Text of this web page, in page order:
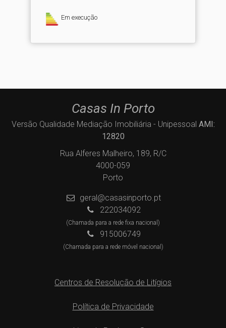
Em execução
Casas In Porto
Versão Qualidade Mediação Imobiliária - Unipessoal AMI:
12820
Rua Alferes Malheiro, 189, R/C
4000-059
Porto
geral@casasinporto.pt
222034092
(Chamada para a rede fixa nacional)
915006749
(Chamada para a rede móvel nacional)
Centros de Resolução de Litígios
Política de Privacidade